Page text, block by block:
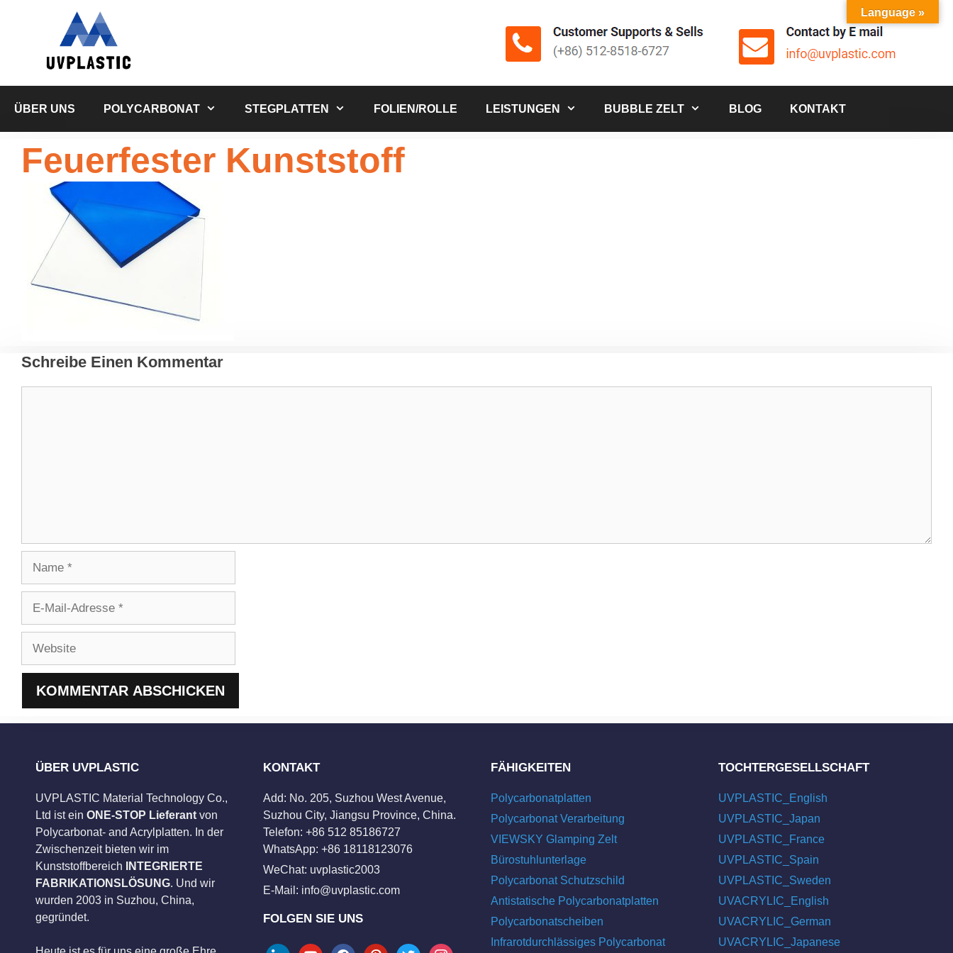
ÜBER UNS POLYCARBONAT STEGPLATTEN FOLIEN/ROLLE LEISTUNGEN BUBBLE ZELT BLOG KONTAKT
Feuerfester Kunststoff
Schreibe Einen Kommentar
Adresse
ÜBER UVPLASTIC
UVPLASTIC Material Technology Co.,
Ltd ist ein ONE-STOP Lieferant von
Polycarbonat- and Acrylplatten. In der
Zwischenzeit bieten wir im
Kunststoffbereich
INTEGRIERTE
FABRIKATIONSLÖSUNG. Und wir
wurden 2003 in Suzhou, China,
gegründet.
KONTAKT
Add: No. 205, Suzhou West Avenue,
Suzhou City, Jiangsu Province, China.
Telefon: +86 512 85186727
WhatsApp: +86 18118123076
WeChat: uvplastic2003
E-Mail: info@uvplastic.com
FOLGEN SIE UNS
FÄHIGKEITEN
Polycarbonatplatten
Polycarbonat Verarbeitung
VIEWSKY Glamping Zelt
Bürostuhlunterlage
Polycarbonat Schutzschild
Antistatische Polycarbonatplatten
Polycarbonatscheiben
Infrarotdurchlässiges Polycarbonat
TOCHTERGESELLSCHAFT
UVPLASTIC_English
UVPLASTIC_Japan
UVPLASTIC_France
UVPLASTIC_Spain
UVPLASTIC_Sweden
UVACRYLIC_English
UVACRYLIC_German
UVACRYLIC_Japanese
Language »